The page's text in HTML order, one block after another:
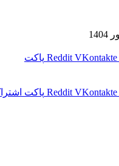
Reddit VKontakte
پاکت
Reddit VKontakte پاکت